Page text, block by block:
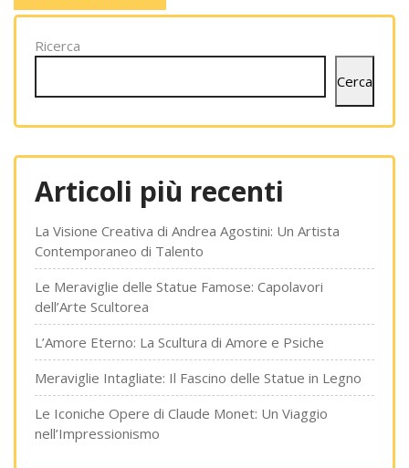
Ricerca
Cerca
Articoli più recenti
La Visione Creativa di Andrea Agostini: Un Artista
Contemporaneo di Talento
Le Meraviglie delle Statue Famose: Capolavori
dell’Arte Scultorea
L’Amore Eterno: La Scultura di Amore e Psiche
Meraviglie Intagliate: Il Fascino delle Statue in Legno
Le Iconiche Opere di Claude Monet: Un Viaggio
nell’Impressionismo